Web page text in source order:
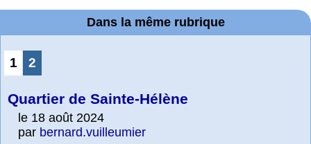
Dans la même rubrique
1 2
Quartier de Sainte-Hélène
le 18 août 2024
par bernard.vuilleumier